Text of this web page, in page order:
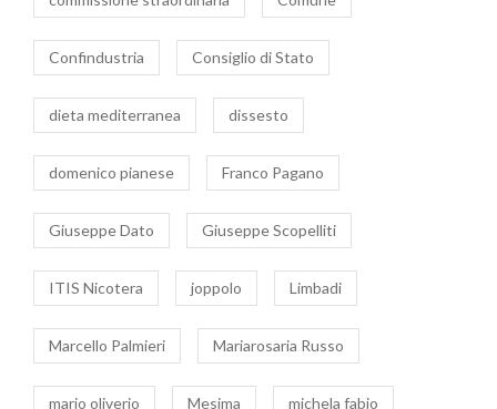
Confindustria Consiglio di Stato
dieta mediterranea dissesto
domenico pianese Franco Pagano
Giuseppe Dato Giuseppe Scopelliti
ITIS Nicotera joppolo Limbadi
Marcello Palmieri Mariarosaria Russo
mario oliverio Mesima michela fabio